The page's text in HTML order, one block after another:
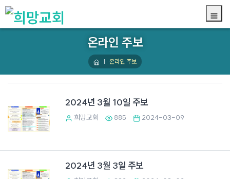
온라인 주보
온라인 주보
2024년 3월 10일 주보
희망교회 885 2024-03-09
2024년 3월 3일 주보